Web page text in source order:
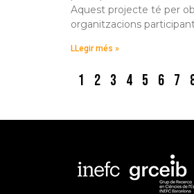
Aquest projecte té per
organitzacions
LLegir més »
1 2 3 4 5 6 7